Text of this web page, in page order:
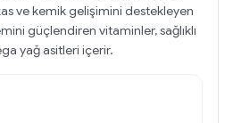
ve kemik gelişimini destekleyen
güçlendiren vitaminler, sağlıklı
yağ asitleri içerir.